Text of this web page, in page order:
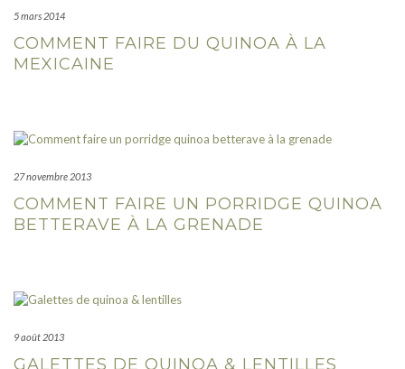
5 mars 2014
COMMENT FAIRE DU QUINOA À LA
MEXICAINE
27 novembre 2013
COMMENT FAIRE UN PORRIDGE QUINOA
BETTERAVE À LA GRENADE
9 août 2013
GALETTES DE QUINOA & LENTILLES